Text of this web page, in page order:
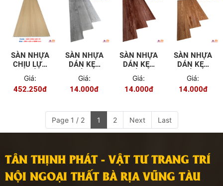
SÀN NHỰA
CHỊU LỰC
GÁC LỬNG
GÁC XÉP
MÀU 01
Giá:
452.250đ
SÀN NHỰA
DÁN KEO
GIẢ GỖ
MAXFLOOR
28V
Giá:
14.000đ
SÀN NHỰA
DÁN KEO
GIẢ GỖ
MAXFLOOR
16V
Giá:
14.000đ
SÀN NHỰA
DÁN KEO
GIẢ GỖ
MAXFLOOR
14V
Giá:
14.000đ
Page 1 / 2 1 2 Next Last
TÂN THỊNH PHÁT - VẬT TƯ TRANG TRÍ
NỘI NGOẠI THẤT BÀ RỊA VŨNG TÀU